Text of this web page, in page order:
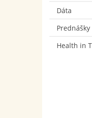
Dáta
Prednášky
Health in